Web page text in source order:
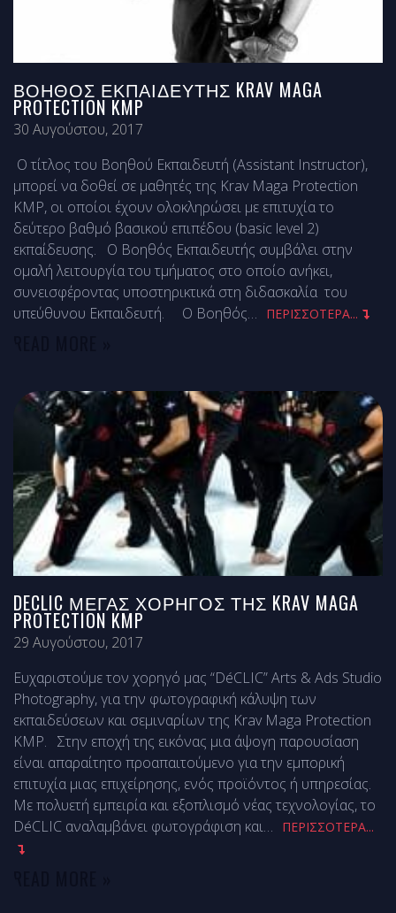
ΒΟΗΘΌΣ ΕΚΠΑΙΔΕΥΤΉΣ KRAV MAGA
PROTECTION KMP
30 Αυγούστου, 2017
Ο τίτλος του Βοηθού Εκπαιδευτή (Assistant Instructor),
μπορεί να δοθεί σε μαθητές της Krav Maga Protection
KMP, οι οποίοι έχουν ολοκληρώσει με επιτυχία το
δεύτερο βαθμό βασικού επιπέδου (basic level 2)
εκπαίδευσης. Ο Βοηθός Εκπαιδευτής συμβάλει στην
ομαλή λειτουργία του τμήματος στο οποίο ανήκει,
συνεισφέροντας υποστηρικτικά στη διδασκαλία του
υπεύθυνου Εκπαιδευτή. Ο Βοηθός… ΠΕΡΙΣΣΟΤΕΡΑ...
DECLIC ΜΈΓΑΣ ΧΟΡΗΓΌΣ ΤΗΣ KRAV MAGA
PROTECTION KMP
29 Αυγούστου, 2017
Ευχαριστούμε τον χορηγό μας “DéCLIC” Arts & Ads Studio
Photography, για την φωτογραφική κάλυψη των
εκπαιδεύσεων και σεμιναρίων της Krav Maga Protection
KMP. Στην εποχή της εικόνας μια άψογη παρουσίαση
είναι απαραίτητο προαπαιτούμενο για την εμπορική
επιτυχία μιας επιχείρησης, ενός προϊόντος ή υπηρεσίας.
Με πολυετή εμπειρία και εξοπλισμό νέας τεχνολογίας, το
DéCLIC αναλαμβάνει φωτογράφιση και… ΠΕΡΙΣΣΟΤΕΡΑ...